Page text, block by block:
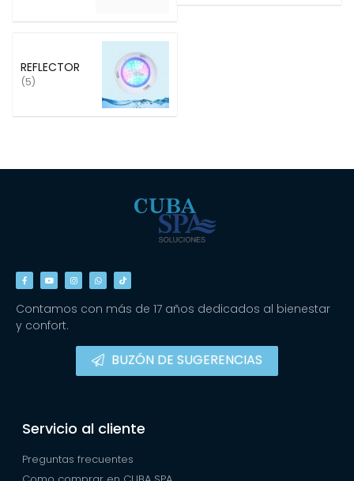
REFLECTOR
(5)
Contamos con más de 17 años dedicados al bienestar
y confort.
BUZÓN DE SUGERENCIAS
Servicio al cliente
Preguntas frecuentes